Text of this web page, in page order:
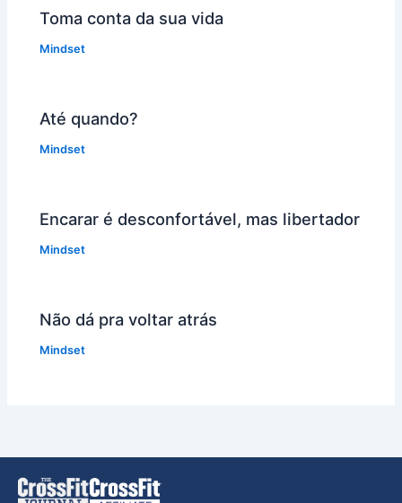
Toma conta da sua vida
Mindset
Até quando?
Mindset
Encarar é desconfortável, mas libertador
Mindset
Não dá pra voltar atrás
Mindset